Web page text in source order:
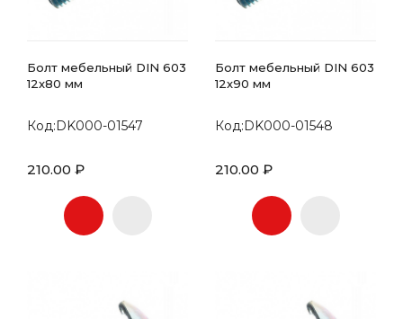
Болт мебельный DIN 603
12х80 мм
Код:DK000-01547
210.00 ₽
Болт мебельный DIN 603
12х90 мм
Код:DK000-01548
210.00 ₽